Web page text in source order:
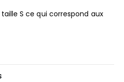
S ce qui correspond aux